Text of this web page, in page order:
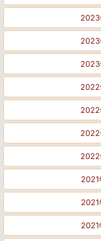
2023
2023
2023
2022
2022
2022
2022
2021
2021
2021